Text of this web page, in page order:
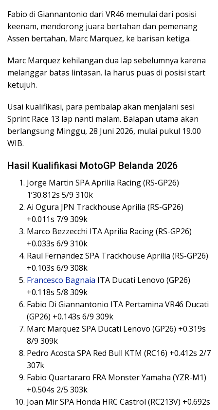
Fabio di Giannantonio dari VR46 memulai dari posisi
keenam, mendorong juara bertahan dan pemenang
Assen bertahan, Marc Marquez, ke barisan ketiga.
Marc Marquez kehilangan dua lap sebelumnya karena
melanggar batas lintasan. Ia harus puas di posisi start
ketujuh.
Usai kualifikasi, para pembalap akan menjalani sesi
Sprint Race 13 lap nanti malam. Balapan utama akan
berlangsung Minggu, 28 Juni 2026, mulai pukul 19.00
WIB.
Hasil Kualifikasi MotoGP Belanda 2026
Jorge Martin SPA Aprilia Racing (RS-GP26)
1’30.812s 5/9 310k
Ai Ogura JPN Trackhouse Aprilia (RS-GP26)
+0.011s 7/9 309k
Marco Bezzecchi ITA Aprilia Racing (RS-GP26)
+0.033s 6/9 310k
Raul Fernandez SPA Trackhouse Aprilia (RS-GP26)
+0.103s 6/9 308k
Francesco Bagnaia ITA Ducati Lenovo (GP26)
+0.118s 5/8 309k
Fabio Di Giannantonio ITA Pertamina VR46 Ducati
(GP26) +0.143s 6/9 309k
Marc Marquez SPA Ducati Lenovo (GP26) +0.319s
8/9 309k
Pedro Acosta SPA Red Bull KTM (RC16) +0.412s 2/7
307k
Fabio Quartararo FRA Monster Yamaha (YZR-M1)
+0.504s 2/5 303k
Joan Mir SPA Honda HRC Castrol (RC213V) +0.692s